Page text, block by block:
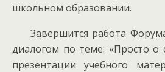
школьном образовании.
Завершится работа
диалогом по теме: «Просто о
презентации учебного